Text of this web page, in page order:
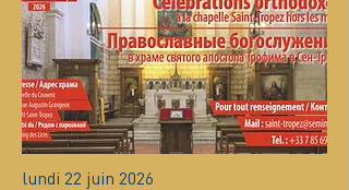
lundi 22 juin 2026